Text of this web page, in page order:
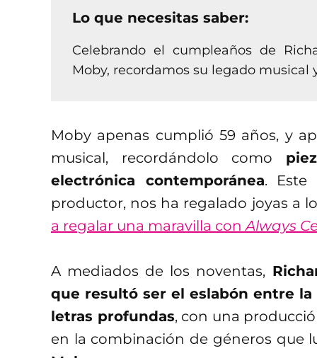
Lo que necesitas saber:
Celebrando el cumpleaños de
Moby, recordamos su legado musical
Moby apenas cumplió 59 años, y
musical, recordándolo como
electrónica contemporánea. Este
productor, nos ha regalado joyas a
a regalar una maravilla con Always
A mediados de los noventas,
que resultó ser el eslabón entre
letras profundas, con una
en la combinación de géneros que